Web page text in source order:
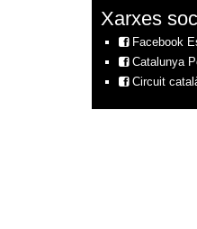
Xarxes
Facebook
Catalunya
Circuit